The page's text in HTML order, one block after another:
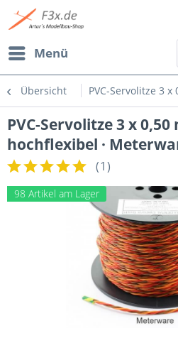
Menü
Übersicht PVC-Servolitze 3
PVC-Servolitze 3 x
hochflexibel ·
(1)
98 Artikel am Lager